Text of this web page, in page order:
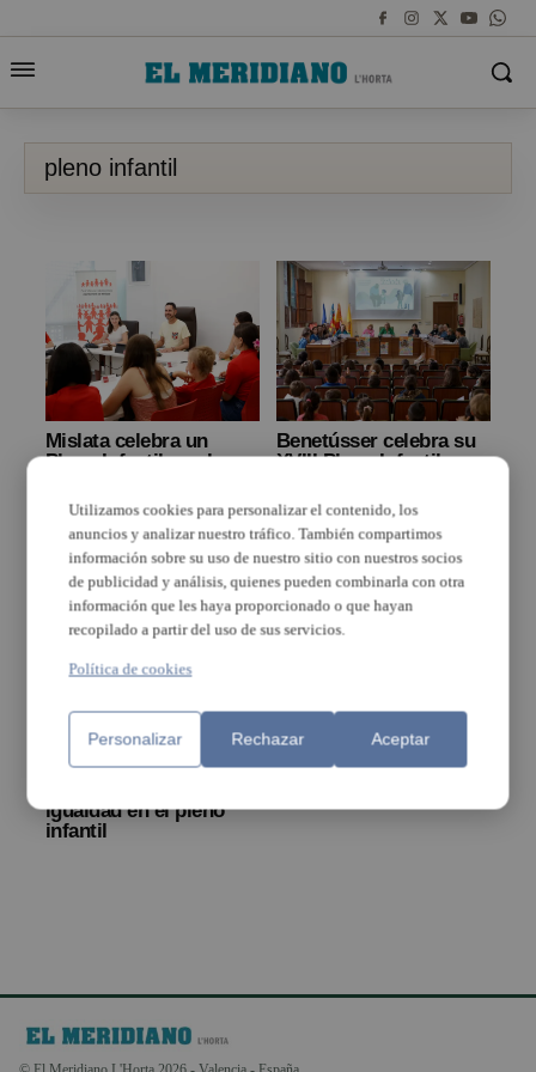
pleno infantil
Mislata celebra un
Pleno Infantil con los
Consejo de Infancia y
Adolescencia
Benetússer celebra su
XVIII Pleno Infantil
afectivos
intergeneracionales
Los escolares de
Benetússer presentan
igualdad en el pleno
infantil
Utilizamos cookies para personalizar el contenido, los
anuncios y analizar nuestro tráfico. También compartimos
información sobre su uso de nuestro sitio con nuestros socios
de publicidad y análisis, quienes pueden combinarla con otra
información que les haya proporcionado o que hayan
recopilado a partir del uso de sus servicios.
Política de cookies
Personalizar Rechazar Aceptar